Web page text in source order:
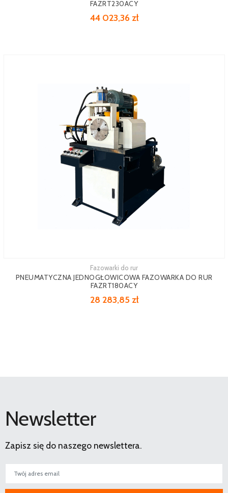
FAZRT230ACY
44 023,36 zł
Fazowarki do rur
PNEUMATYCZNA JEDNOGŁOWICOWA FAZOWARKA DO RUR
FAZRT180ACY
28 283,85 zł
Newsletter
Zapisz się do naszego newslettera.